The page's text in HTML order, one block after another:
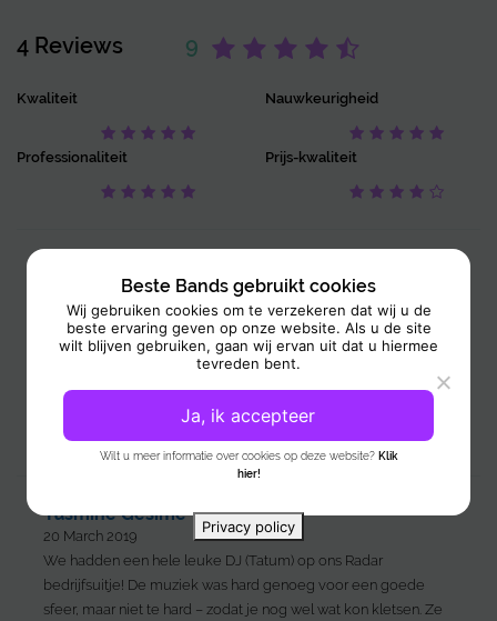
4 Reviews 9
Kwaliteit
Professionaliteit
Nauwkeurigheid
Prijs-kwaliteit
20 March 2019
Michiel heeft gedraaid tijdens het huwelijksfeest van mijn
vader bij Pllek, Amsterdam. Hij heeft écht perfect gedraaid,
wist de goede muziek de draaien voor het juiste publiek.
Stond ook gezellig tussen het publiek in. Bij binnenkomst van
de gasten stond hij met saxofonist Toon, wat een goede extra
vibe gaf. De hele familie zit nog steeds na te genieten!
Yasmine Gesime
20 March 2019
We hadden een hele leuke DJ (Tatum) op ons Radar
bedrijfsuitje! De muziek was hard genoeg voor een goede
sfeer, maar niet te hard – zodat je nog wel wat kon kletsen. Ze
Beste Bands gebruikt cookies
Wij gebruiken cookies om te verzekeren dat wij u de
beste ervaring geven op onze website. Als u de site
wilt blijven gebruiken, gaan wij ervan uit dat u hiermee
tevreden bent.
Wilt u meer informatie over cookies op deze website? Klik
hier!
Ja, ik accepteer
Privacy policy